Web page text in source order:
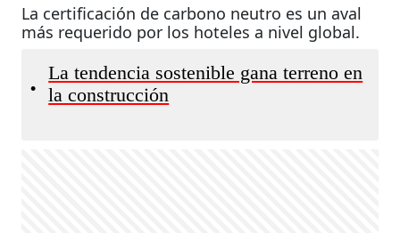
La certificación de carbono neutro es un aval
más requerido por los hoteles a nivel global.
•
La tendencia sostenible gana terreno en
la construcción